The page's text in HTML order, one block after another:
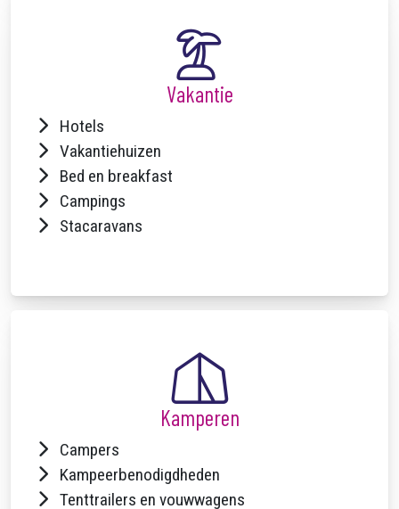
Vakantie
Hotels
Vakantiehuizen
Bed en breakfast
Campings
Stacaravans
Kamperen
Campers
Kampeerbenodigdheden
Tenttrailers en vouwwagens